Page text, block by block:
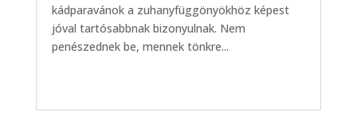
kádparavánok a zuhanyfüggönyökhöz képest
jóval tartósabbnak bizonyulnak. Nem
penészednek be, mennek tönkre...